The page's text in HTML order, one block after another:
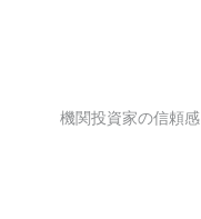
機関投資家の信頼感